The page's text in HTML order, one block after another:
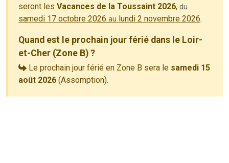
seront les Vacances de la Toussaint 2026, du
samedi 17 octobre 2026 au lundi 2 novembre 2026.
Quand est le prochain jour férié dans le Loir-
et-Cher (Zone B) ?
Le prochain jour férié en Zone B sera le samedi 15
août 2026 (Assomption).